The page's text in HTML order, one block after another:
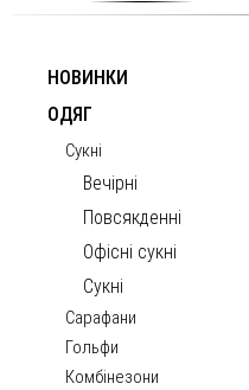
НОВИНКИ
ОДЯГ
Сукні
Вечірні
Повсякденні
Офісні сукні
Сукні
Сарафани
Гольфи
Комбінезони